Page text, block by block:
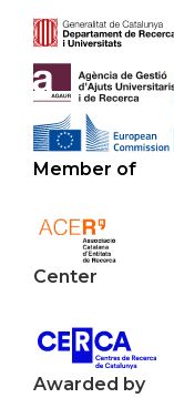
Member of
Center
Awarded by